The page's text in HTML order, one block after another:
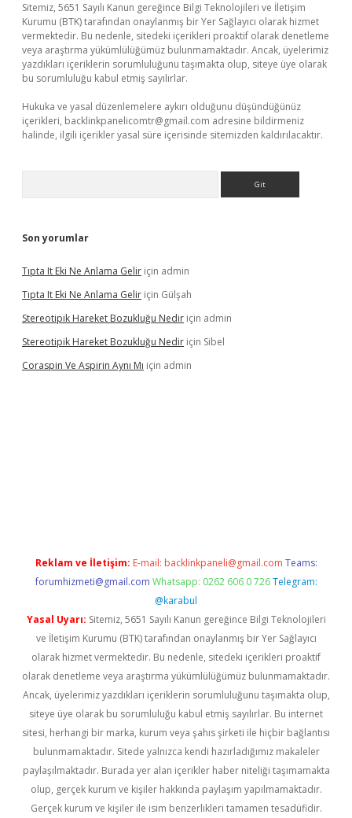
Sitemiz, 5651 Sayılı Kanun gereğince Bilgi Teknolojileri ve İletişim
Kurumu (BTK) tarafından onaylanmış bir Yer Sağlayıcı olarak hizmet
vermektedir. Bu nedenle, sitedeki içerikleri proaktif olarak denetleme
veya araştırma yükümlülüğümüz bulunmamaktadır. Ancak, üyelerimiz
yazdıkları içeriklerin sorumluluğunu taşımakta olup, siteye üye olarak
bu sorumluluğu kabul etmiş sayılırlar.
Hukuka ve yasal düzenlemelere aykırı olduğunu düşündüğünüz
içerikleri, backlinkpanelicomtr@gmail.com adresine bildirmeniz
halinde, ilgili içerikler yasal süre içerisinde sitemizden kaldırılacaktır.
Son yorumlar
Tıpta It Eki Ne Anlama Gelir için admin
Tıpta It Eki Ne Anlama Gelir için Gülşah
Stereotipik Hareket Bozukluğu Nedir için admin
Stereotipik Hareket Bozukluğu Nedir için Sibel
Coraspin Ve Aspirin Aynı Mı için admin
Reklam ve İletişim: E-mail: backlinkpaneli@gmail.com Teams:
forumhizmeti@gmail.com Whatsapp: 0262 606 0 726 Telegram:
@karabul
Yasal Uyarı: Sitemiz, 5651 Sayılı Kanun gereğince Bilgi Teknolojileri
ve İletişim Kurumu (BTK) tarafından onaylanmış bir Yer Sağlayıcı
olarak hizmet vermektedir. Bu nedenle, sitedeki içerikleri proaktif
olarak denetleme veya araştırma yükümlülüğümüz bulunmamaktadır.
Ancak, üyelerimiz yazdıkları içeriklerin sorumluluğunu taşımakta olup,
siteye üye olarak bu sorumluluğu kabul etmiş sayılırlar. Bu internet
sitesi, herhangi bir marka, kurum veya şahıs şirketi ile hiçbir bağlantısı
bulunmamaktadır. Sitede yalnızca kendi hazırladığımız makaleler
paylaşılmaktadır. Burada yer alan içerikler haber niteliği taşımamakta
olup, gerçek kurum ve kişiler hakkında paylaşım yapılmamaktadır.
Gerçek kurum ve kişiler ile isim benzerlikleri tamamen tesadüfidir.